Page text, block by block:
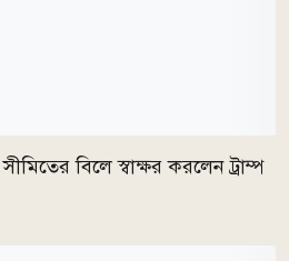
বিলে স্বাক্ষর করলেন ট্রাম্প